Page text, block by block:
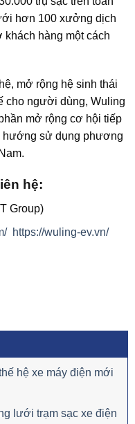
hơn 100 xưởng dịch
khách hàng một cách
mở rộng hệ sinh thái
cho người dùng, Wuling
mở rộng cơ hội tiếp
hướng sử dụng phương
hệ:
Group)
https://wuling-ev.vn/
hệ xe máy điện mới
lưới trạm sạc xe điện